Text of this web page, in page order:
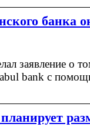
банка
заявление о
bank с